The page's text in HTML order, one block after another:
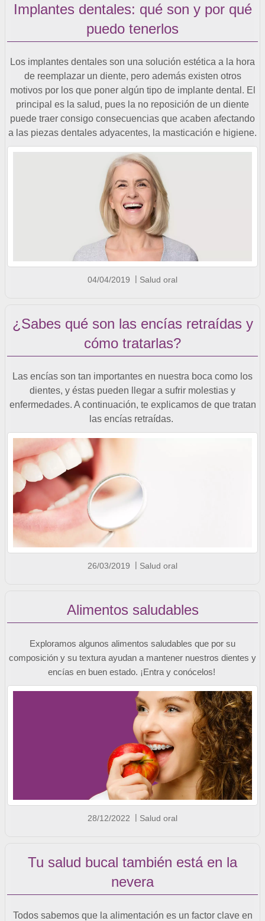
Implantes dentales: qué son y por qué
puedo tenerlos
Los implantes dentales son una solución estética a la hora
de reemplazar un diente, pero además existen otros
motivos por los que poner algún tipo de implante dental. El
principal es la salud, pues la no reposición de un diente
puede traer consigo consecuencias que acaben afectando
a las piezas dentales adyacentes, la masticación e higiene.
04/04/2019 Salud oral
¿Sabes qué son las encías retraídas y
cómo tratarlas?
Las encías son tan importantes en nuestra boca como los
dientes, y éstas pueden llegar a sufrir molestias y
enfermedades. A continuación, te explicamos de que tratan
las encías retraídas.
26/03/2019 Salud oral
Alimentos saludables
Exploramos algunos alimentos saludables que por su
composición y su textura ayudan a mantener nuestros dientes y
encías en buen estado. ¡Entra y conócelos!
28/12/2022 Salud oral
Tu salud bucal también está en la
nevera
Todos sabemos que la alimentación es un factor clave en